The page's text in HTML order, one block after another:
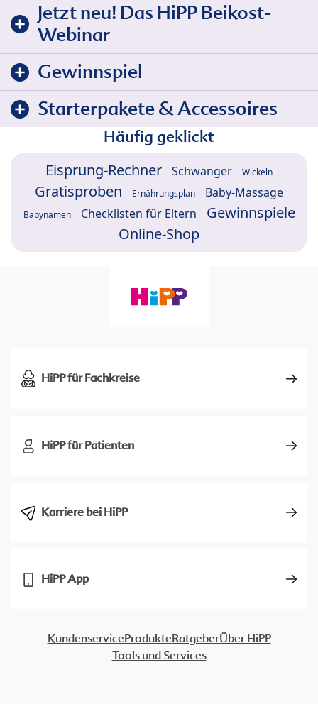
Jetzt neu! Das HiPP Beikost-
Webinar
Gewinnspiel
Starterpakete & Accessoires
Häufig geklickt
Eisprung-Rechner Schwanger Wickeln
Gratisproben Ernährungsplan Baby-Massage
Babynamen Checklisten für Eltern
Gewinnspiele
Online-Shop
HiPP für Fachkreise
HiPP für Patienten
Karriere bei HiPP
HiPP App
KundenserviceProdukteRatgeberÜber HiPP
Tools und Services